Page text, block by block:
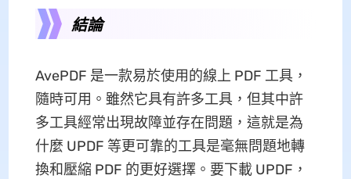
結論
AvePDF 是一款易於使用的線上 PDF 工具，
隨時可用。雖然它具有許多工具，但其中許
多工具經常出現故障並存在問題，這就是為
什麼 UPDF 等更可靠的工具是毫無問題地轉
換和壓縮 PDF 的更好選擇。要下載 UPDF，